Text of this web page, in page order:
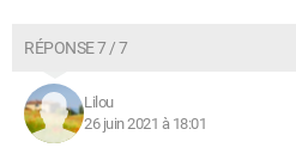
RÉPONSE 7 / 7
Lilou
26 juin 2021 à 18:01